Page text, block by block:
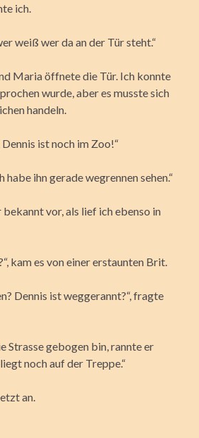
ich.
weiß wer da an der Tür steht.“
Maria öffnete die Tür. Ich konnte
wurde, aber es musste sich
handeln.
Dennis ist noch im Zoo!“
habe ihn gerade wegrennen sehen.“
vor, als lief ich ebenso in
kam es von einer erstaunten Brit.
Dennis ist weggerannt?“, fragte
Strasse gebogen bin, rannte er
noch auf der Treppe.“
an.